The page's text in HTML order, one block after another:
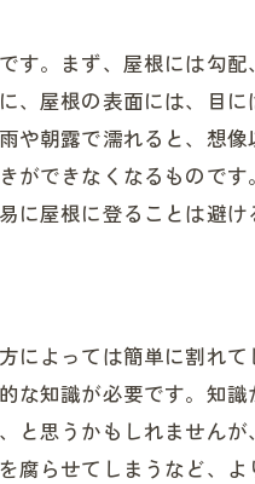
。まず、屋根には勾
屋根の表面には、目
朝露で濡れると、想
できなくなるもので
屋根に登ることは避け
よっては簡単に割れ
知識が必要です。知
思うかもしれません
らせてしまうなど、